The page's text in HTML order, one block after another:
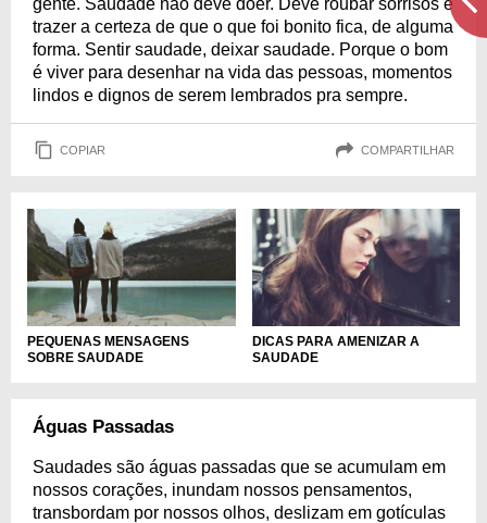
gente. Saudade não deve doer. Deve roubar sorrisos e
trazer a certeza de que o que foi bonito fica, de alguma
forma. Sentir saudade, deixar saudade. Porque o bom
é viver para desenhar na vida das pessoas, momentos
lindos e dignos de serem lembrados pra sempre.
COPIAR COMPARTILHAR
PEQUENAS MENSAGENS
SOBRE SAUDADE
DICAS PARA AMENIZAR A
SAUDADE
Águas Passadas
Saudades são águas passadas que se acumulam em
nossos corações, inundam nossos pensamentos,
transbordam por nossos olhos, deslizam em gotículas